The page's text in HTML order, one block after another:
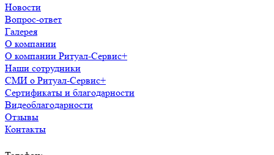
Новости
Вопрос-ответ
Галерея
О компании
О компании Ритуал-Сервис+
Наши сотрудники
СМИ о Ритуал-Сервис+
Сертификаты и благодарности
Видеоблагодарности
Отзывы
Контакты